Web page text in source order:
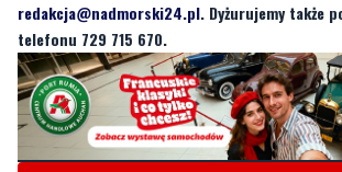
redakcja@nadmorski24.pl. Dyżurujemy także
telefonu 729 715 670.